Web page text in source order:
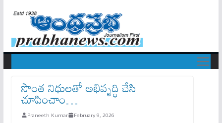
సొంత నిధులతో అభివృద్ధి చేసి
చూపించాం…
Praneeth Kumar February 9, 2026